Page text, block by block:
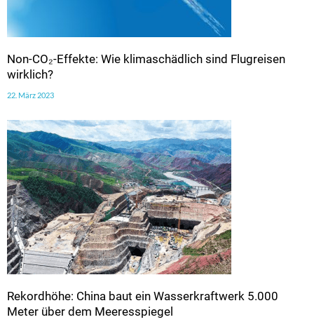
Non-CO₂-Effekte: Wie klimaschädlich sind Flugreisen
wirklich?
22. März 2023
Rekordhöhe: China baut ein Wasserkraftwerk 5.000
Meter über dem Meeresspiegel